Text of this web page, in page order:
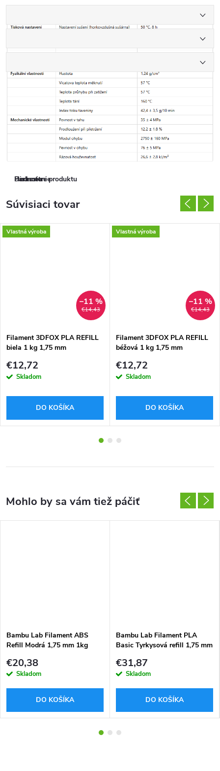
Parametre produktu
Hodnotenie
Diskusia
Súvisiaci tovar
Vlastná výroba
€14,43
–11 %
Filament 3DFOX PLA REFILL
biela 1 kg 1,75 mm
€12,72
Skladom
DO KOŠÍKA
Vlastná výroba
€14,43
–11 %
Filament 3DFOX PLA REFILL
béžová 1 kg 1,75 mm
€12,72
Skladom
DO KOŠÍKA
Bambu Lab Filament ABS
Refill Modrá 1,75 mm 1kg
€20,38
Skladom
DO KOŠÍKA
Bambu Lab Filament PLA
Basic Tyrkysová refill 1,75 mm
€31,87
Skladom
DO KOŠÍKA